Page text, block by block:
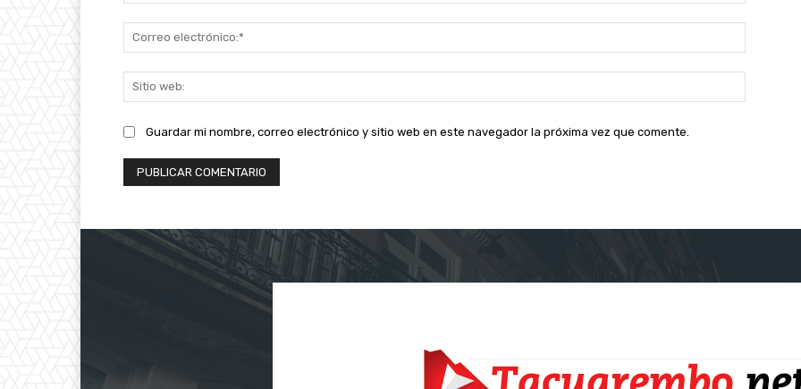
web:
Guardar mi nombre, correo electrónico y sitio web en este navegador la próxima vez que comente.